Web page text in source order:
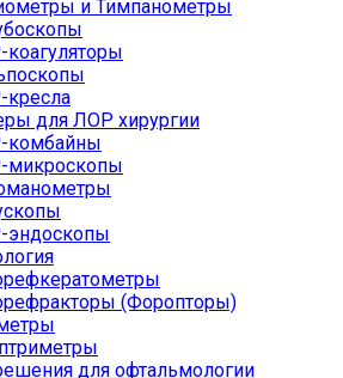
и Тимпанометры
для ЛОР хирургии
(Форопторы)
для офтальмологии